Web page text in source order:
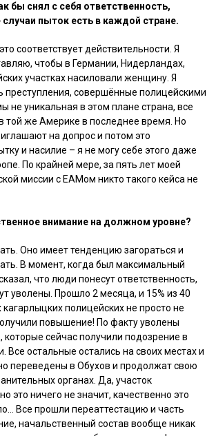
бы снял с себя ответственность,
случаи пыток есть в каждой стране.
соответствует действительности. Я
чтобы в Германии, Нидерландах,
участках насиловали женщину. Я
преступления, совершённые полицейскими
не уникальная в этом плане страна, все
той же Америке в последнее время. Но
на допрос и потом это
и насилие – я не могу себе этого даже
По крайней мере, за пять лет моей
миссии с ЕАМом никто такого кейса не
внимание на должном уровне?
Оно имеет тенденцию загораться и
В момент, когда был максимальный
что люди понесут ответственность,
уволены. Прошло 2 месяца, и 15% из 40
полицейских не просто не
повышение! По факту уволены
которые сейчас получили подозрение в
Все остальные остались на своих местах и
переведены в Обухов и продолжат свою
органах. Да, участок
это ничего не значит, качественно это
Все прошли переаттестацию и часть
начальственный состав вообще никак